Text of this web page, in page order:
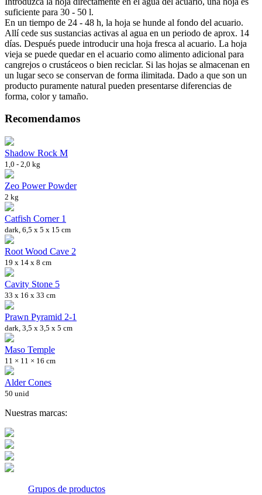
suficiente para 30 - 50 l.
En un tiempo de 24 - 48 h, la hoja se hunde al fondo del acuario.
Allí cede sus sustancias activas al agua en un periodo de aprox. 14
días. Después puede introducir una hoja fresca al acuario. La hoja
vieja se puede quedar en el acuario como alimento adicional para
cangrejos o crustáceos o bien reciclar. Si las hojas se almacenan en
un lugar seco se conservan de forma ilimitada. Dado a que son un
producto puramente natural pueden presentarse diferencias de
forma, color y tamaño.
Recomendamos
Shadow Rock M
1,0 - 2,0 kg
Zeo Power Powder
2 kg
Catfish Corner 1
dark, 6,5 x 5 x 15 cm
Root Wood Cave 2
19 x 14 x 8 cm
Cavity Stone 5
33 x 16 x 33 cm
Prawn Pyramid 2-1
dark, 3,5 x 3,5 x 5 cm
Maso Temple
11 × 11 × 16 cm
Alder Cones
50 unid
Nuestras marcas:
Grupos de productos